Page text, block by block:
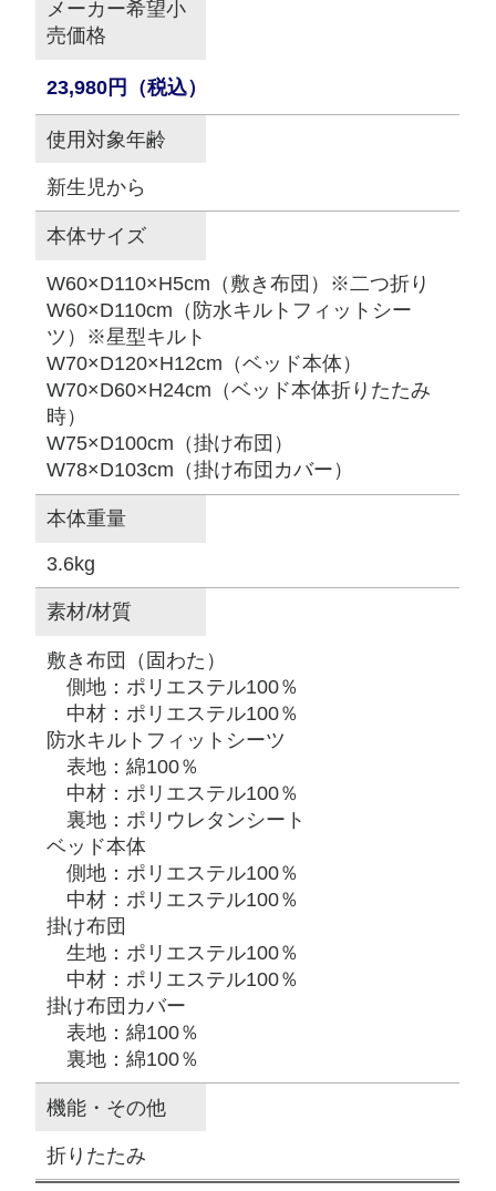
メーカー希望小
売価格
23,980円（税込）
使用対象年齢
新生児から
本体サイズ
W60×D110×H5cm（敷き布団）※二つ折り
W60×D110cm（防水キルトフィットシー
ツ）※星型キルト
W70×D120×H12cm（ベッド本体）
W70×D60×H24cm（ベッド本体折りたたみ
時）
W75×D100cm（掛け布団）
W78×D103cm（掛け布団カバー）
本体重量
3.6kg
素材/材質
敷き布団（固わた）
側地：ポリエステル100％
中材：ポリエステル100％
防水キルトフィットシーツ
表地：綿100％
中材：ポリエステル100％
裏地：ポリウレタンシート
ベッド本体
側地：ポリエステル100％
中材：ポリエステル100％
掛け布団
生地：ポリエステル100％
中材：ポリエステル100％
掛け布団カバー
表地：綿100％
裏地：綿100％
機能・その他
折りたたみ